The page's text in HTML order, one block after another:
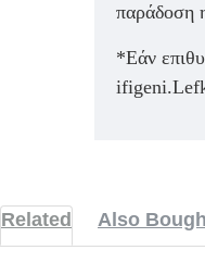
παράδοση
*Εάν
Related Also